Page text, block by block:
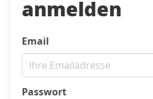
anmelden
Email
Passwort